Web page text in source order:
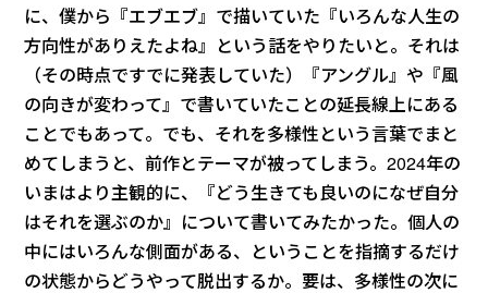
に、僕から『エブエブ』で描いていた『いろんな人生の
方向性がありえたよね』という話をやりたいと。それは
（その時点ですでに発表していた）『アングル』や『風
の向きが変わって』で書いていたことの延長線上にある
ことでもあって。でも、それを多様性という言葉でまと
めてしまうと、前作とテーマが被ってしまう。2024年の
いまはより主観的に、『どう生きても良いのになぜ自分
はそれを選ぶのか』について書いてみたかった。個人の
中にはいろんな側面がある、ということを指摘するだけ
の状態からどうやって脱出するか。要は、多様性の次に